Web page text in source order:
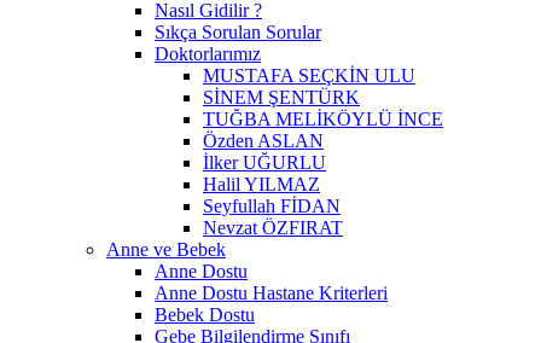
Nasıl Gidilir ?
Sıkça Sorulan Sorular
Doktorlarımız
MUSTAFA SEÇKİN ULU
SİNEM ŞENTÜRK
TUĞBA MELİKÖYLÜ İNCE
Özden ASLAN
İlker UĞURLU
Halil YILMAZ
Seyfullah FİDAN
Nevzat ÖZFIRAT
Anne ve Bebek
Anne Dostu
Anne Dostu Hastane Kriterleri
Bebek Dostu
Gebe Bilgilendirme Sınıfı